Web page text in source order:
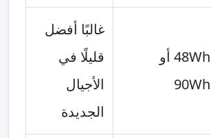
48Wh أو
90Wh
غالبًا أفضل
قليلًا في
الأجيال
الجديدة